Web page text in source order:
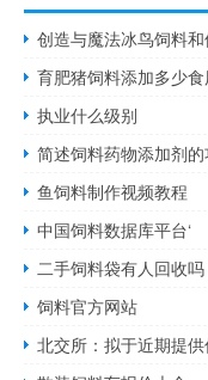
创造与魔法冰鸟饲料
育肥猪饲料添加多少食
执业什么级别
简述饲料药物添加剂
鱼饲料制作视频教程
中国饲料数据库平台‘
二手饲料袋有人回收吗
饲料官方网站
北交所：拟于近期提